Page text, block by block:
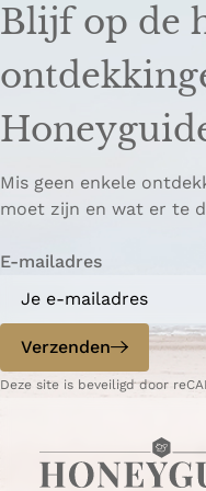
Blijf op de
Mis geen enkele
moet zijn en wat er te
E-mailadres
Verzenden
Deze site is beveiligd door